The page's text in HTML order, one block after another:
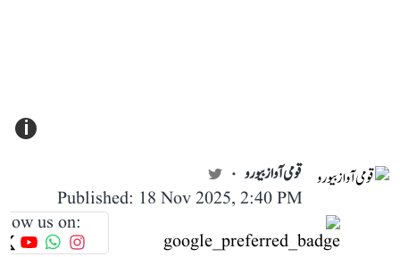
i
قومی آواز بیورو
Published: 18 Nov 2025, 2:40 PM
us on: